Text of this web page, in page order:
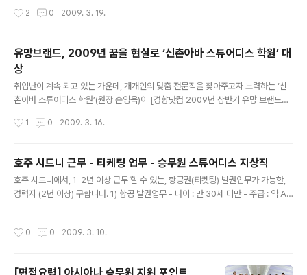
토익 성적표를 제출한 사람에 한하여 필기시험을 면제해 주고 있지만, 일정한 컷트라
이다. 토익 성적 에 자신이 없다면, 항공사의 필기 시험을 보는 것도 상관없다. 항 공
사 출 제 경 향 대 한 항 공 100문제를 70분 동..
2 0 2009. 3. 19.
유망브랜드, 2009년 꿈을 현실로 ‘신촌아바 스튜어디스 학원’ 대
상
취업난이 계속 되고 있는 가운데, 개개인의 맞춤 전문직을 찾아주고자 노력하는 ‘신
촌아바 스튜어디스 학원’(원장 손영욱)이 [경향닷컴 2009년 상반기 유망 브랜드대
누구나 한번쯤은 항공 승무원이 되기를 꿈꾼다. 신촌아바(www.avaool.com)에서
실현 할 수 있는 가장 확실한 지름길을 제공한다. 1996년 최초로 “전직 국내외 승무
원 모임회 (Air-crew Veterans Association)” 라는 명칭으로 설립된 아바는 현
재 신촌아바 (Sinchon AVA) 라는 이름을 걸고 여성의 취업 확대와 전문인 양성을
위해 전력을 다하고 있..
1 0 2009. 3. 16.
호주 시드니 근무 - 티케팅 업무 - 승무원 스튜어디스 지상직
호주 시드니에서, 1-2년 이상 근무 할 수 있는, 항공권(티켓팅) 발권업무가 가능한,
경력자 (2년 이상) 구합니다. 1) 항공 발권업무 - 나이 : 만 30세 미만 - 주급 : 약 A$
니다. E- MAIL 신청 접수만 가능 : ottsel@naver.com 접수기간 :~ 2009년 03
@naver.com 홈페이지 : www.austour.co.kr 승무원 지상직 스튜어디스가 되려
0 0 2009. 3. 10.